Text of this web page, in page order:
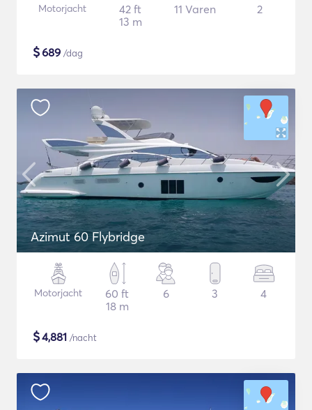
Motorjacht
42 ft
13 m
11 Varen 2
$689 /dag
Azimut 60 Flybridge
Motorjacht
60 ft
18 m
6 3 4
$4,881 /nacht